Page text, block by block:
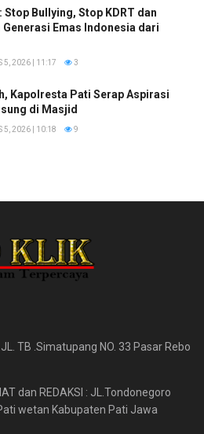
Stop Bullying, Stop KDRT dan
Emas Indonesia dari
5, 2026 | 11:17 3
Kapolresta Pati Serap Aspirasi
di Masjid
5, 2026 | 10:18 9
JL. TB .Simatupang NO. 33 Pasar Rebo
dan REDAKSI : JL.Tondonegoro
wetan Kabupaten Pati Jawa